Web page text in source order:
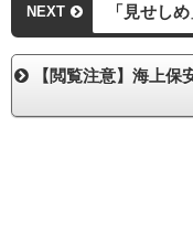
NEXT 「見せし
【閲覧注意】海上保